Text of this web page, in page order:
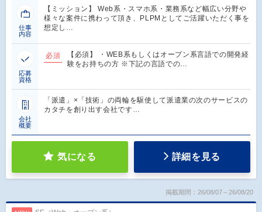
仕事
内容
【ミッション】 Web系・スマホ系・業務系など幅広い分野や
様々な案件に携わって頂き、PLPMとしてご活躍いただく事を
想定し…
応募
資格
必須
【必須】 ・WEB系もしくはオープン系言語での開発経
験をお持ちの方 ※下記の言語での…
会社
概要
「派遣」×「技術」の両輪を駆使して派遣業の次のサービスの
カタチを創り出す会社です…
気になる 詳細を見る
掲載期間：26/08/07～26/08/20